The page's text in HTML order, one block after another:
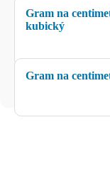
Gram na
kubický
Gram na